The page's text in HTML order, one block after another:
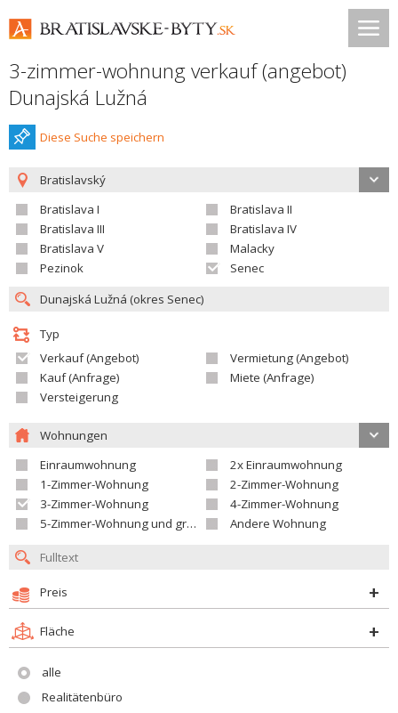
3-zimmer-wohnung verkauf (angebot)
Dunajská Lužná
Diese Suche speichern
Bratislavský
Bratislava I
Bratislava II
Bratislava III
Bratislava IV
Bratislava V
Malacky
Pezinok
Senec
Typ
Verkauf (Angebot)
Vermietung (Angebot)
Kauf (Anfrage)
Miete (Anfrage)
Versteigerung
Wohnungen
Einraumwohnung
2x Einraumwohnung
1-Zimmer-Wohnung
2-Zimmer-Wohnung
3-Zimmer-Wohnung
4-Zimmer-Wohnung
5-Zimmer-Wohnung und größer
Andere Wohnung
Preis
Fläche
alle
Realitätenbüro